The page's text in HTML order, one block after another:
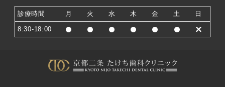
診療時間 月 火 水 木 金 土 日
8:30-18:00